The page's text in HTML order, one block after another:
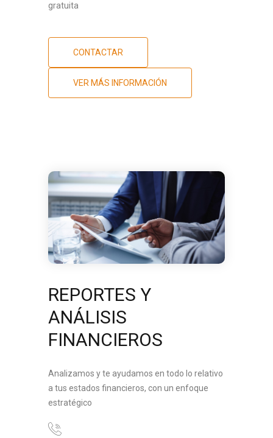
gratuita
CONTACTAR
VER MÁS INFORMACIÓN
REPORTES Y
ANÁLISIS
FINANCIEROS
Analizamos y te ayudamos en todo lo relativo
a tus estados financieros, con un enfoque
estratégico